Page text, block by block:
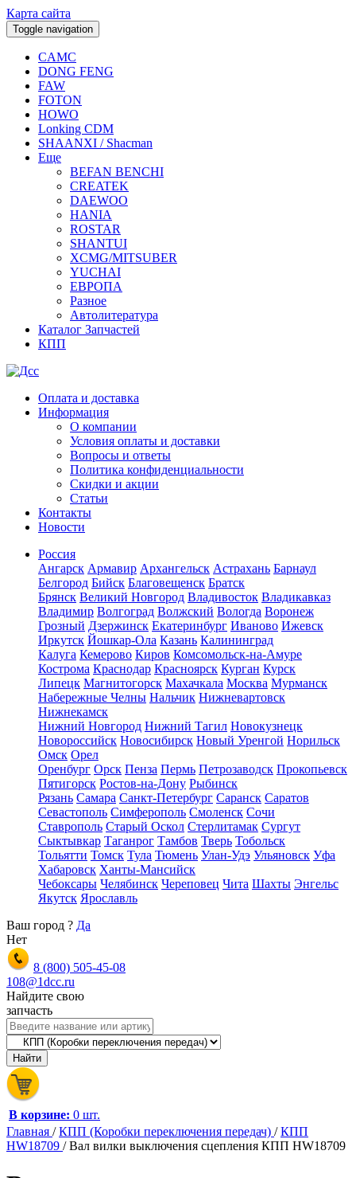
Карта сайта
Toggle navigation
CAMC
DONG FENG
FAW
FOTON
HOWO
Lonking CDM
SHAANXI / Shacman
Еще
BEFAN BENCHI
CREATEK
DAEWOO
HANIA
ROSTAR
SHANTUI
XCMG/MITSUBER
YUCHAI
ЕВРОПА
Разное
Aвтолитература
Каталог Запчастей
КПП
Оплата и доставка
Информация
О компании
Условия оплаты и доставки
Вопросы и ответы
Политика конфиденциальности
Скидки и акции
Статьи
Контакты
Новости
Россия
Ангарск Армавир Архангельск Астрахань Барнаул
Белгород Бийск Благовещенск Братск
Брянск Великий Новгород Владивосток Владикавказ
Владимир Волгоград Волжский Вологда Воронеж
Грозный Дзержинск Екатеринбург Иваново Ижевск
Иркутск Йошкар-Ола Казань Калининград
Калуга Кемерово Киров Комсомольск-на-Амуре
Кострома Краснодар Красноярск Курган Курск
Липецк Магнитогорск Махачкала Москва Мурманск
Набережные Челны Нальчик Нижневартовск
Нижнекамск
Нижний Новгород Нижний Тагил Новокузнецк
Новороссийск Новосибирск Новый Уренгой Норильск
Омск Орел
Оренбург Орск Пенза Пермь Петрозаводск Прокопьевск
Пятигорск Ростов-на-Дону Рыбинск
Рязань Самара Санкт-Петербург Саранск Саратов
Севастополь Симферополь Смоленск Сочи
Ставрополь Старый Оскол Стерлитамак Сургут
Сыктывкар Таганрог Тамбов Тверь Тобольск
Тольятти Томск Тула Тюмень Улан-Удэ Ульяновск Уфа
Хабаровск Ханты-Мансийск
Чебоксары Челябинск Череповец Чита Шахты Энгельс
Якутск Ярославль
Ваш город ? Да
Нет
8 (800) 505-45-08
108@1dcc.ru
Найдите свою
запчасть
В корзине: 0 шт.
Главная /КПП (Коробки переключения передач) /КПП
HW18709 /Вал вилки выключения сцепления КПП HW18709